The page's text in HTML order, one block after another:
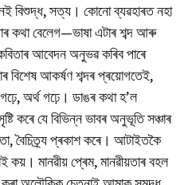
বিশুদ্ধ, সত্য। কোনো ব্যৱহাৰত নহা
কথা বেলেগ—ভাষা এটাৰ শব্দ আৰু
আবেদন অনুভৱ কৰিব পাৰে
বিশেষ আকৰ্ষণ শব্দৰ প্ৰয়োগতেই,
গঢ়ে, অৰ্থ গঢ়ে। ডাঙৰ কথা হ’ল
কৰে যে বিভিন্ন ভাবৰ অনুভূতি সঞ্চাৰ
বৈচিত্ৰ্য প্ৰকাশ কৰে। আটাইতকৈ
কয়। মানৱীয় প্ৰেম, মানৱীয়তাৰ বহল